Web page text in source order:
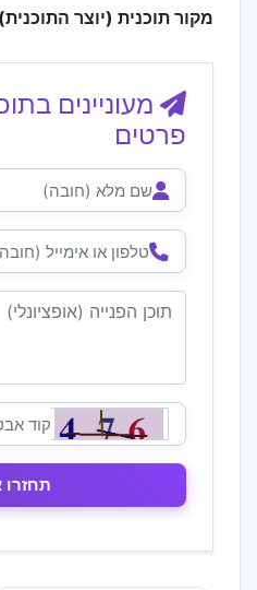
מקור תוכנית (יוצר
מעוניינים
פרטים